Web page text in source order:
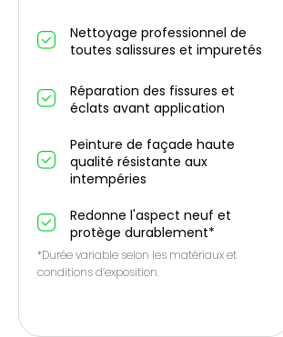
Nettoyage professionnel de
toutes salissures et impuretés
Réparation des fissures et
éclats avant application
Peinture de façade haute
qualité résistante aux
intempéries
Redonne l'aspect neuf et
protège durablement*
*Durée variable selon les matériaux et
conditions d’exposition.